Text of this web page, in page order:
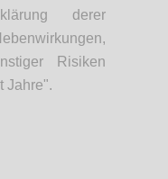
derer
Risiken
Jahre".